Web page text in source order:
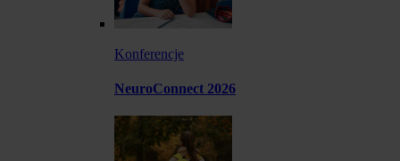
Konferencje
NeuroConnect 2026